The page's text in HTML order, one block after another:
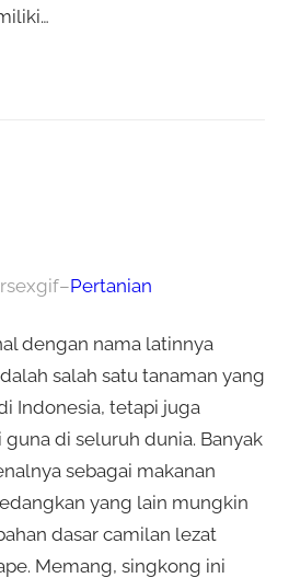
–Pertanian
dengan nama latinnya
salah satu tanaman yang
Indonesia, tetapi juga
di seluruh dunia. Banyak
sebagai makanan
yang lain mungkin
dasar camilan lezat
Memang, singkong ini